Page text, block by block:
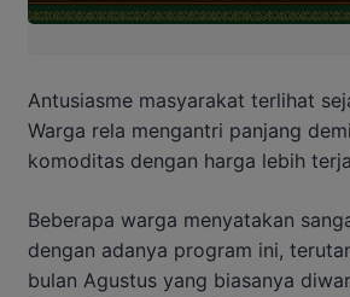
Antusiasme masyarakat terlihat
Warga rela mengantri panjang
komoditas dengan harga lebih
Beberapa warga menyatakan
dengan adanya program ini,
bulan Agustus yang biasanya